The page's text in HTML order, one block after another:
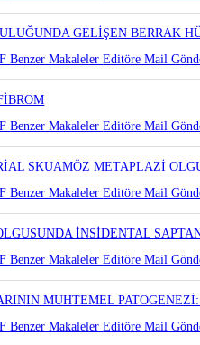
GELİŞEN BERRAK
Benzer MakalelerEditöre Mail
Benzer MakalelerEditöre Mail
SKUAMÖZ METAPLAZİ
Benzer MakalelerEditöre Mail
İNSİDENTAL
Benzer MakalelerEditöre Mail
MUHTEMEL
Benzer MakalelerEditöre Mail